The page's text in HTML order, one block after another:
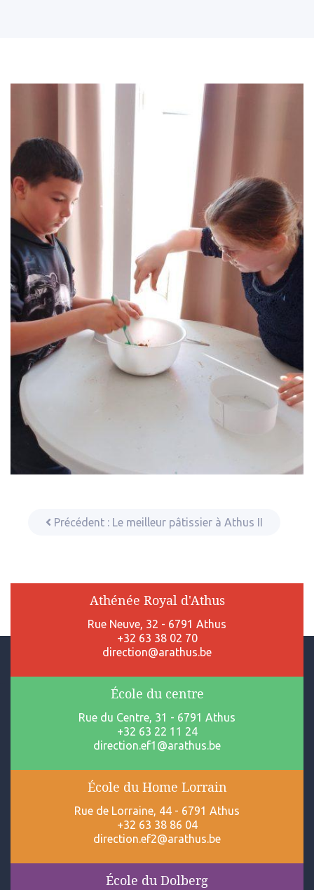
Précédent : Le meilleur pâtissier à Athus II
Athénée Royal d'Athus
Rue Neuve, 32 - 6791 Athus
+32 63 38 02 70
direction@arathus.be
École du centre
Rue du Centre, 31 - 6791 Athus
+32 63 22 11 24
direction.ef1@arathus.be
École du Home Lorrain
Rue de Lorraine, 44 - 6791 Athus
+32 63 38 86 04
direction.ef2@arathus.be
École du Dolberg